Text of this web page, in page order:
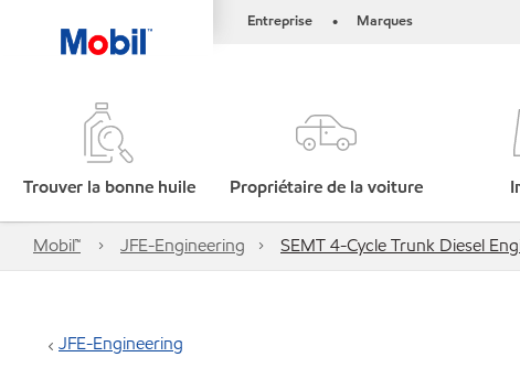
Entreprise • Marques
Trouver la bonne huile Propriétaire de la voiture
Mobil™ JFE-Engineering SEMT 4-Cycle Trunk Diesel
JFE-Engineering